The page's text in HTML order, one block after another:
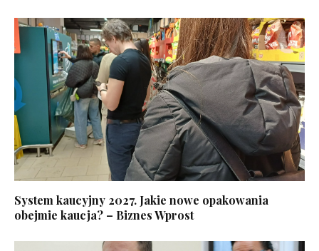
System kaucyjny 2027. Jakie nowe opakowania
obejmie kaucja? – Biznes Wprost